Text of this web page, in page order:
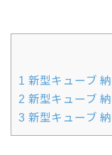
1 新型キューブ
2 新型キューブ
3 新型キューブ